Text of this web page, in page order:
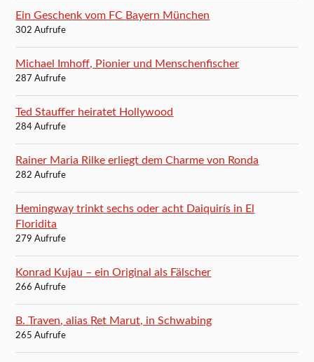
Ein Geschenk vom FC Bayern München
302 Aufrufe
Michael Imhoff, Pionier und Menschenfischer
287 Aufrufe
Ted Stauffer heiratet Hollywood
284 Aufrufe
Rainer Maria Rilke erliegt dem Charme von Ronda
282 Aufrufe
Hemingway trinkt sechs oder acht Daiquirís in El
Floridita
279 Aufrufe
Konrad Kujau – ein Original als Fälscher
266 Aufrufe
B. Traven, alias Ret Marut, in Schwabing
265 Aufrufe